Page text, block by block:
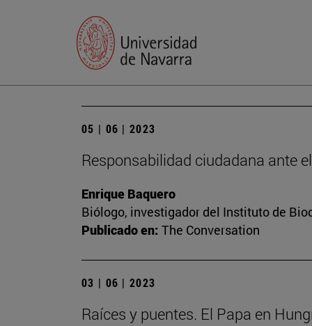
05 | 06 | 2023
Responsabilidad ciudadana ante
Enrique Baquero
Biólogo, investigador del Instituto de
Publicado en: The Conversation
03 | 06 | 2023
Raíces y puentes. El Papa en